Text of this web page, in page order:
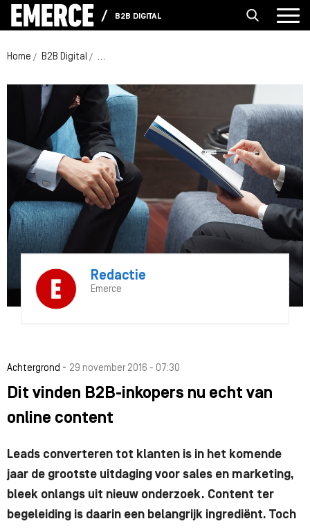
B2B DIGITAL
Home B2B Digital Dit vinden B2B-inkopers nu echt van online
Redactie
Emerce
Achtergrond - 29 november 2016 - 07:30
Dit vinden B2B-inkopers nu echt van
online content
Leads converteren tot klanten is in het komende
jaar de grootste uitdaging voor sales en marketing,
bleek onlangs uit nieuw onderzoek. Content ter
begeleiding is daarin een belangrijk ingrediënt. Toch